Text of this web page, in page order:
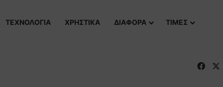
ΤΕΧΝΟΛΟΓΙΑ ΧΡΗΣΤΙΚΑ ΔΙΑΦΟΡΑ ΤΙΜΕΣ